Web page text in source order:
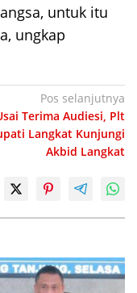
untuk itu
ungkap
Pos selanjutnya
Terima Audiesi, Plt
Langkat Kunjungi
Akbid Langkat